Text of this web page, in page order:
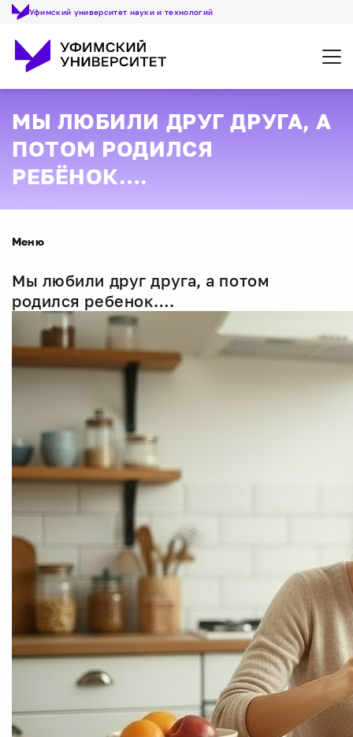
Уфимский университет науки и технологий
МЫ ЛЮБИЛИ ДРУГ ДРУГА, А
ПОТОМ РОДИЛСЯ
РЕБЁНОК….
Меню
Мы любили друг друга, а потом
родился ребенок….